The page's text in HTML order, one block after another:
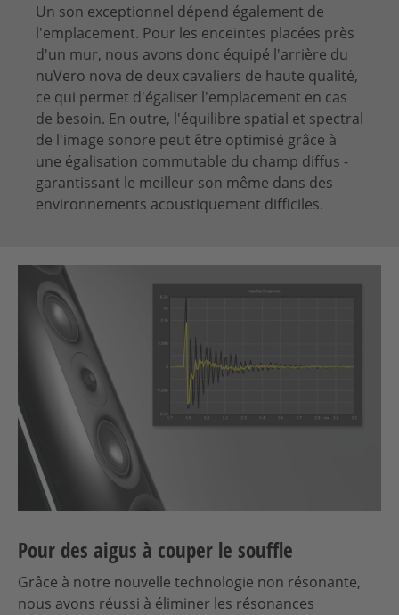
Un son exceptionnel dépend également de
l'emplacement. Pour les enceintes placées près
d'un mur, nous avons donc équipé l'arrière du
nuVero nova de deux cavaliers de haute qualité,
ce qui permet d'égaliser l'emplacement en cas
de besoin. En outre, l'équilibre spatial et spectral
de l'image sonore peut être optimisé grâce à
une égalisation commutable du champ diffus -
garantissant le meilleur son même dans des
environnements acoustiquement difficiles.
Pour des aigus à couper le souffle
Grâce à notre nouvelle technologie non résonante,
nous avons réussi à éliminer les résonances